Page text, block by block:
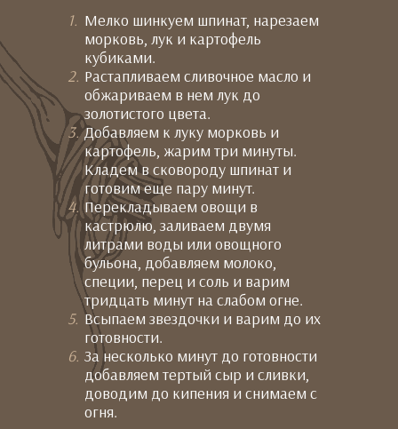
Мелко шинкуем шпинат, нарезаем
морковь, лук и картофель
кубиками.
Растапливаем сливочное масло и
обжариваем в нем лук до
золотистого цвета.
Добавляем к луку морковь и
картофель, жарим три минуты.
Кладем в сковороду шпинат и
готовим еще пару минут.
Перекладываем овощи в
кастрюлю, заливаем двумя
литрами воды или овощного
бульона, добавляем молоко,
специи, перец и соль и варим
тридцать минут на слабом огне.
Всыпаем звездочки и варим до их
готовности.
За несколько минут до готовности
добавляем тертый сыр и сливки,
доводим до кипения и снимаем с
огня.